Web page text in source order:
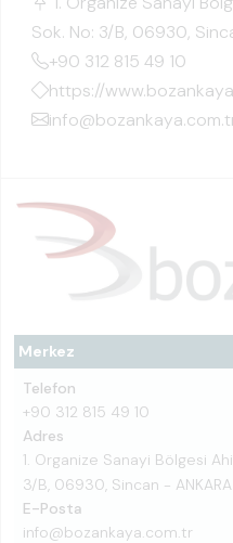
Merkez
Telefon
+90 312 815 49 10
Adres
1. Organize Sanayi Bölgesi
3/B, 06930, Sincan - ANKARA
E-Posta
info@bozankaya.com.tr
Sok. No: 3/B, 06930,
+90 312 815 49 10
https://